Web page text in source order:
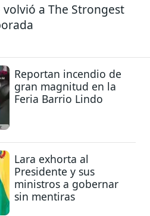
a The Strongest
Reportan incendio de
gran magnitud en la
Feria Barrio Lindo
Lara exhorta al
Presidente y sus
ministros a gobernar
sin mentiras